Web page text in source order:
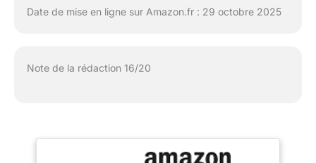
Date de mise en ligne sur Amazon.fr : 29 octobre 2025
Note de la rédaction 16/20